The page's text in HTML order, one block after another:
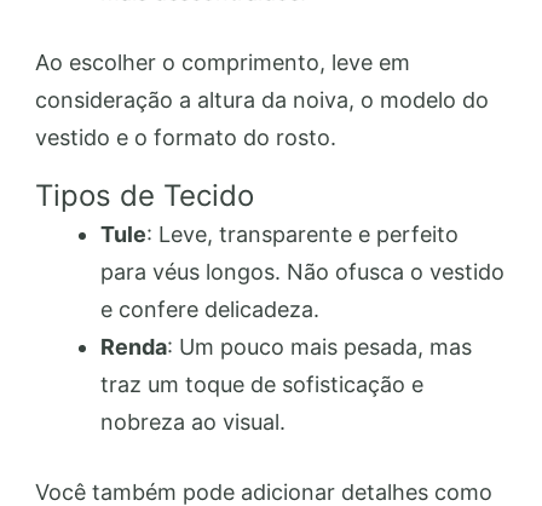
Ao escolher o comprimento, leve em
consideração a altura da noiva, o modelo do
vestido e o formato do rosto.
Tipos de Tecido
Tule: Leve, transparente e perfeito
para véus longos. Não ofusca o vestido
e confere delicadeza.
Renda: Um pouco mais pesada, mas
traz um toque de sofisticação e
nobreza ao visual.
Você também pode adicionar detalhes como